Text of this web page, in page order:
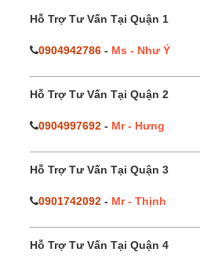
Hỗ Trợ Tư Vấn Tại Quận 1
0904942786 - Ms - Như Ý
Hỗ Trợ Tư Vấn Tại Quận 2
0904997692 - Mr - Hưng
Hỗ Trợ Tư Vấn Tại Quận 3
0901742092 - Mr - Thịnh
Hỗ Trợ Tư Vấn Tại Quận 4